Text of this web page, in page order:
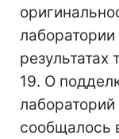
результатах
19. О
сообщалось